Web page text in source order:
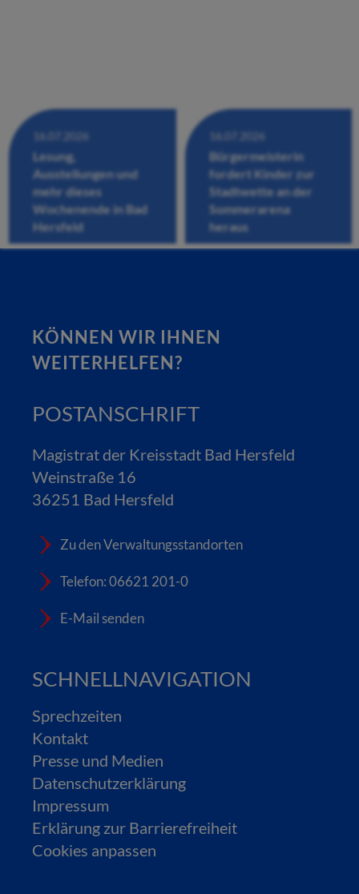
16.07.2026
Lesung,
Ausstellungen und
mehr dieses
Wochenende in Bad
Hersfeld
16.07.2026
Bürgermeisterin
fordert Kinder zur
Stadtwette an der
Sommerarena
heraus
KÖNNEN WIR IHNEN
WEITERHELFEN?
POSTANSCHRIFT
Magistrat der Kreisstadt Bad Hersfeld
Weinstraße 16
36251 Bad Hersfeld
Zu den Verwaltungsstandorten
Telefon: 06621 201-0
E-Mail senden
SCHNELLNAVIGATION
Sprechzeiten
Kontakt
Presse und Medien
Datenschutzerklärung
Impressum
Erklärung zur Barrierefreiheit
Cookies anpassen